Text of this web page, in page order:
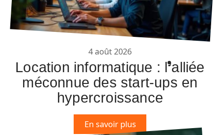
4 août 2026
Location informatique : l’alliée
méconnue des start-ups en
hypercroissance
En savoir plus